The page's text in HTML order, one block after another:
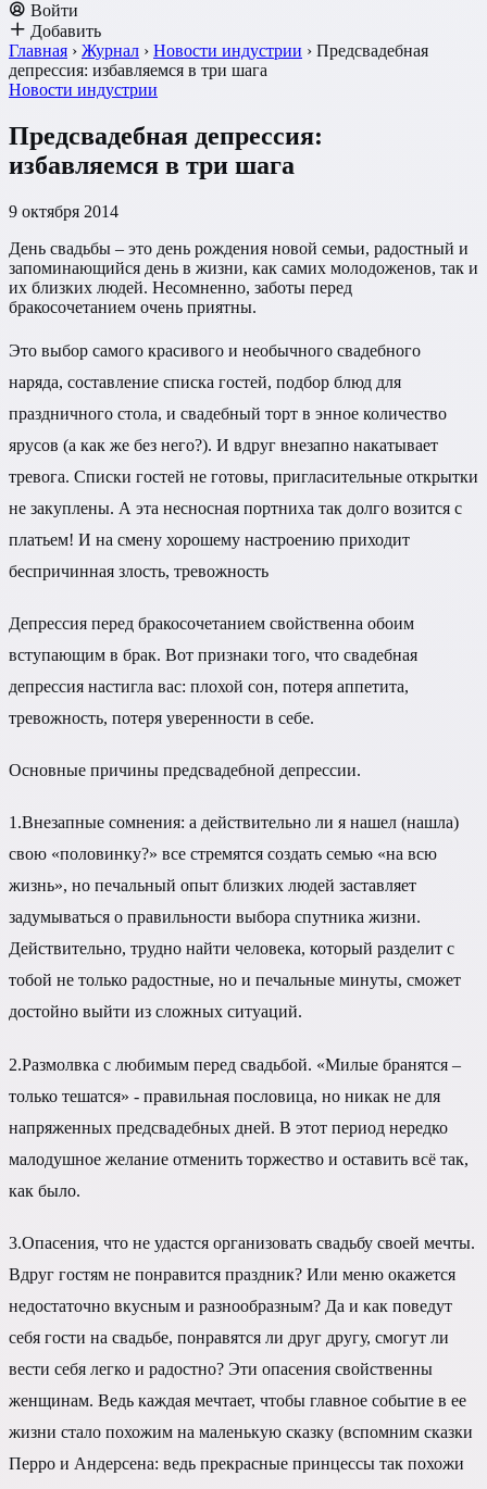
Войти
Добавить
Главная › Журнал › Новости индустрии › Предсвадебная
депрессия: избавляемся в три шага
Новости индустрии
Предсвадебная депрессия:
избавляемся в три шага
9 октября 2014
День свадьбы – это день рождения новой семьи, радостный и
запоминающийся день в жизни, как самих молодоженов, так и
их близких людей. Несомненно, заботы перед
бракосочетанием очень приятны.
Это выбор самого красивого и необычного свадебного
наряда, составление списка гостей, подбор блюд для
праздничного стола, и свадебный торт в энное количество
ярусов (а как же без него?). И вдруг внезапно накатывает
тревога. Списки гостей не готовы, пригласительные открытки
не закуплены. А эта несносная портниха так долго возится с
платьем! И на смену хорошему настроению приходит
беспричинная злость, тревожность
Депрессия перед бракосочетанием свойственна обоим
вступающим в брак. Вот признаки того, что свадебная
депрессия настигла вас: плохой сон, потеря аппетита,
тревожность, потеря уверенности в себе.
Основные причины предсвадебной депрессии.
1.Внезапные сомнения: а действительно ли я нашел (нашла)
свою «половинку?» все стремятся создать семью «на всю
жизнь», но печальный опыт близких людей заставляет
задумываться о правильности выбора спутника жизни.
Действительно, трудно найти человека, который разделит с
тобой не только радостные, но и печальные минуты, сможет
достойно выйти из сложных ситуаций.
2.Размолвка с любимым перед свадьбой. «Милые бранятся –
только тешатся» - правильная пословица, но никак не для
напряженных предсвадебных дней. В этот период нередко
малодушное желание отменить торжество и оставить всё так,
как было.
3.Опасения, что не удастся организовать свадьбу своей мечты.
Вдруг гостям не понравится праздник? Или меню окажется
недостаточно вкусным и разнообразным? Да и как поведут
себя гости на свадьбе, понравятся ли друг другу, смогут ли
вести себя легко и радостно? Эти опасения свойственны
женщинам. Ведь каждая мечтает, чтобы главное событие в ее
жизни стало похожим на маленькую сказку (вспомним сказки
Перро и Андерсена: ведь прекрасные принцессы так похожи